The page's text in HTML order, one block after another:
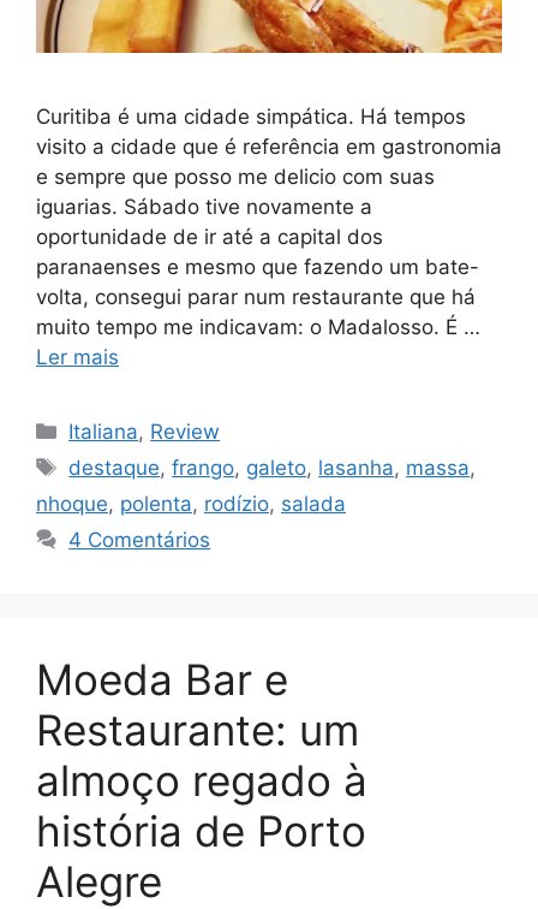
Curitiba é uma cidade simpática. Há tempos
visito a cidade que é referência em gastronomia
e sempre que posso me delicio com suas
iguarias. Sábado tive novamente a
oportunidade de ir até a capital dos
paranaenses e mesmo que fazendo um bate-
volta, consegui parar num restaurante que há
muito tempo me indicavam: o Madalosso. É …
Ler mais
Categorias
Italiana, Review
Tags
destaque,frango, galeto, lasanha, massa,
nhoque, polenta, rodízio, salada
4 Comentários
Moeda Bar e
Restaurante: um
almoço regado à
história de Porto
Alegre